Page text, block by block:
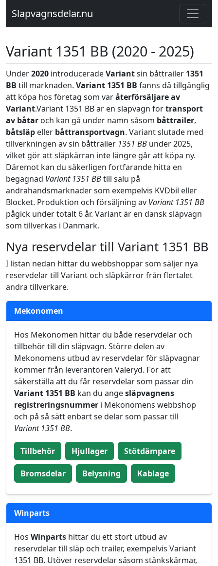
Slapvagnsdelar.nu
Variant 1351 BB (2020 - 2025)
Under2020 introduceradeVariantsin båttrailer 1351
BB till marknaden. Variant 1351 BB fanns då tillgänglig
att köpa hos företag som varåterförsäljare av
Variant.Variant 1351 BB är en släpvagn förtransport
av båtar och kan gå under namn såsom båttrailer,
båtsläp eller båttransportvagn. Variant slutade med
tillverkningen av sin båttrailer 1351 BB under 2025,
vilket gör att släpkärran inte längre går att köpa ny.
Däremot kan du säkerligen fortfarande hitta en
begagnad Variant 1351 BBtill salu på
andrahandsmarknader som exempelvis KVDbil eller
Blocket. Produktion och försäljning av Variant 1351 BB
pågick under totalt 6 år. Variant är en dansk släpvagn
som tillverkas i Danmark.
Nya reservdelar till Variant 1351 BB
I listan nedan hittar du webbshoppar som säljer nya
reservdelar till Variant och släpkärror från flertalet
andra tillverkare.
Mekonomen
Hos Mekonomen hittar du både reservdelar och
tillbehör till din släpvagn. Större delen av
Mekonomens utbud av reservdelar för släpvagnar
kommer från leverantören Valeryd. För att
säkerställa att du får reservdelar som passar din
Variant 1351 BB kan du angesläpvagnens
registreringsnummer i Mekonomens webbshop
och på så sätt enbart se delar som passar till
Variant 1351 BB.
Tillbehör Hjullager Stötdämpare
Bromsdelar Belysning Kablage
Winparts
Hos Winparts hittar du ett stort utbud av
reservdelar till släp och trailer, exempelvis Variant
1351 BB. Utöver reservdelar såsom stänkskärmar,